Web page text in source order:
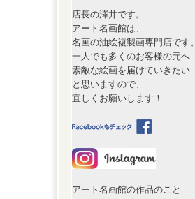
店長の澤井です。
アート名画館は、
名画の油絵複製画専門店です。
一人でも多くのお客様の元へ
素敵な絵画を届けていきたい
と思いますので、
宜しくお願いします！
アート名画館の作品のこと